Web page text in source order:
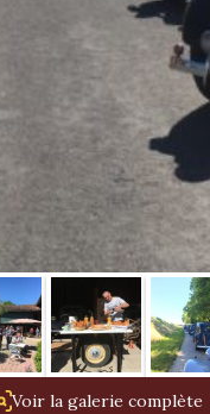
Bibliographie
Présentation 7
Présentation 11
Présentation 15 six
Evolution 7 et 11 -
1934/1941
Evolution 11 –
1945/1952
Voir la galerie complète